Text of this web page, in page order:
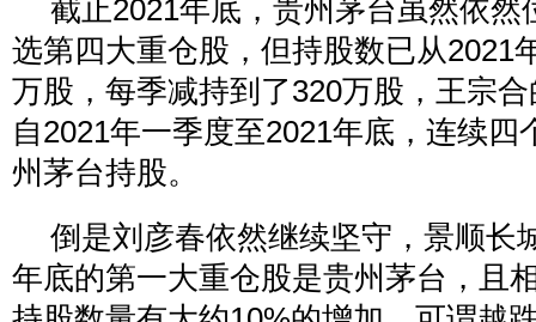
截止2021年底，贵州茅台虽然依然
选第四大重仓股，但持股数已从2021
万股，每季减持到了320万股，王宗
自2021年一季度至2021年底，连续四
州茅台持股。
倒是刘彦春依然继续坚守，景顺长
年底的第一大重仓股是贵州茅台，且